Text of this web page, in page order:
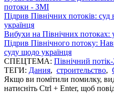
потоки - ЗМІ
Підрив Північних потоків: суд
українця
Вибухи на Північних потоках:
Підрив Північного потоку:
суду щодо українця
СПЕЦТЕМА: Північний потік-
ТЕГИ: Дания, строительство,
Якщо ви помітили помилку,
натисніть Ctrl + Enter, щоб